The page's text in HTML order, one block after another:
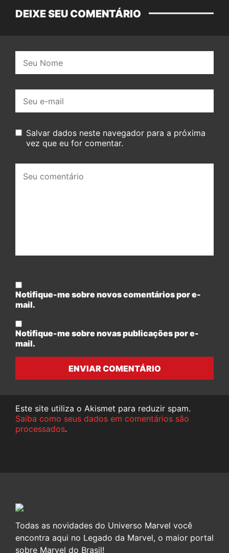
DEIXE SEU COMENTÁRIO
mail:
Salvar dados neste navegador para a próxima
vez que eu for comentar.
comentário:
Notifique-me sobre novos comentários por e-
mail.
Notifique-me sobre novas publicações por e-
mail.
ENVIAR COMENTÁRIO
Este site utiliza o Akismet para reduzir spam.
Saiba como seus dados em comentários são
processados.
Todas as novidades do Universo Marvel você
encontra aqui no Legado da Marvel, o maior portal
sobre Marvel do Brasil!